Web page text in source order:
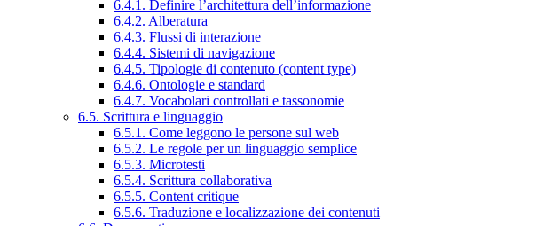
6.4.1. Definire l’architettura dell’informazione
6.4.2. Alberatura
6.4.3. Flussi di interazione
6.4.4. Sistemi di navigazione
6.4.5. Tipologie di contenuto (content type)
6.4.6. Ontologie e standard
6.4.7. Vocabolari controllati e tassonomie
6.5. Scrittura e linguaggio
6.5.1. Come leggono le persone sul web
6.5.2. Le regole per un linguaggio semplice
6.5.3. Microtesti
6.5.4. Scrittura collaborativa
6.5.5. Content critique
6.5.6. Traduzione e localizzazione dei contenuti